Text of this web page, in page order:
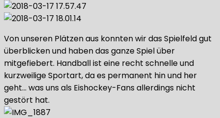
Von unseren Plätzen aus konnten wir das Spielfeld gut
überblicken und haben das ganze Spiel über
mitgefiebert. Handball ist eine recht schnelle und
kurzweilige Sportart, da es permanent hin und her
geht… was uns als Eishockey-Fans allerdings nicht
gestört hat.